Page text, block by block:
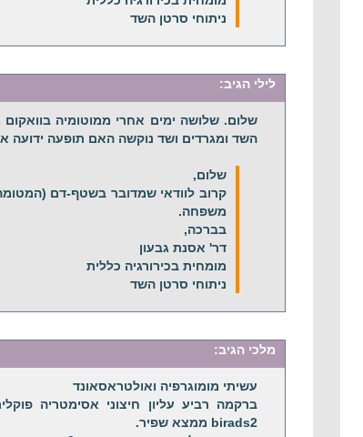
ניתוחי סרטן השד
לילי הגיב:
שלום. שלושה ימים אחרי ממוטומיה
השד ומגרדים ושד נוקשה האם תופעה ידועה
שלום,
קרוב לוודאי שמדובר בשטף-דם
משפחה.
בברכה,
דר' אסנת גבעון
מומחית בכירורגיה כללית
ניתוחי סרטן השד
מלכי הגיב:
עשיתי מומוגרפיה ואולטראסאונד
ברקמה רביע עליון חיצוני אסימטריה
birads2 ממצא שפיר.